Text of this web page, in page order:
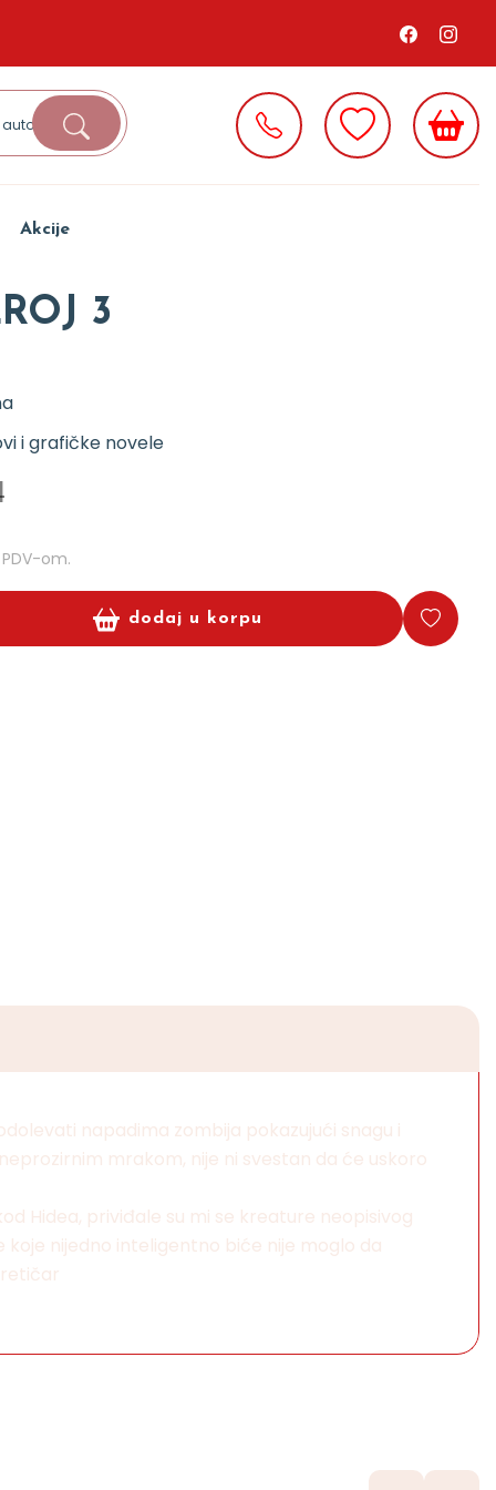
Akcije
3
i grafičke novele
om.
dodaj u korpu
napadima zombija pokazujući snagu i
mrakom, nije ni svestan da će uskoro
Hidea, priviđale su mi se kreature neopisivog
koje nijedno inteligentno biće nije moglo da